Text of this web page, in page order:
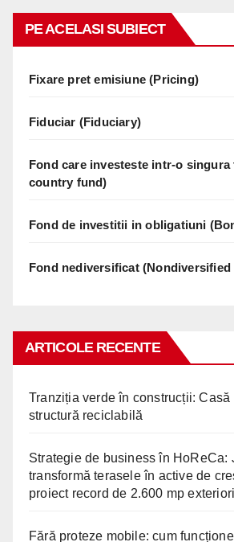
PE ACELASI SUBIECT
Fixare pret emisiune (Pricing)
Fiduciar (Fiduciary)
Fond care investeste intr-o singura
country fund)
Fond de investitii in obligatiuni
Fond nediversificat (Nondiversified
ARTICOLE RECENTE
Tranziția verde în construcții: Casă
structură reciclabilă
Strategie de business în HoReCa:
transformă terasele în active de
proiect record de 2.600 mp
Fără proteze mobile: cum